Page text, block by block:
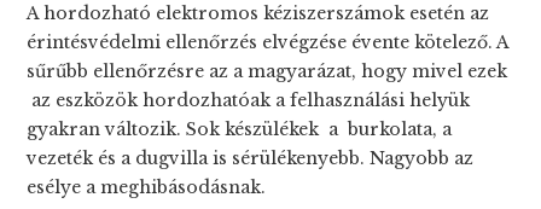
A hordozható elektromos kéziszerszámok esetén az
érintésvédelmi ellenőrzés elvégzése évente kötelező. A
sűrűbb ellenőrzésre az a magyarázat, hogy mivel ezek
az eszközök hordozhatóak a felhasználási helyük
gyakran változik. Sok készülékek a burkolata, a
vezeték és a dugvilla is sérülékenyebb. Nagyobb az
esélye a meghibásodásnak.